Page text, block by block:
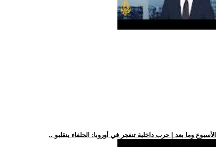
.. الأسبوع وما بعد | حرب داخلية تنفجر في أوروبا: الحلفاء ينقلبو